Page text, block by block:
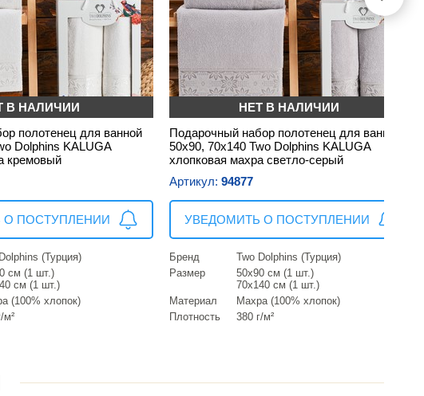
В НАЛИЧИИ
полотенец для ванной
Dolphins KALUGA
кремовый
О ПОСТУПЛЕНИИ
(Турция)
см (1 шт.)
см (1 шт.)
(100% хлопок)
м²
НЕТ В НАЛИЧИИ
Подарочный набор полотенец для ванной
50х90, 70х140 Two Dolphins KALUGA
хлопковая махра светло-серый
Артикул: 94877
УВЕДОМИТЬ О ПОСТУПЛЕНИИ
Бренд
Two Dolphins (Турция)
Размер
50х90 см (1 шт.)
70х140 см (1 шт.)
Материал
Махра (100% хлопок)
Плотность
380 г/м²